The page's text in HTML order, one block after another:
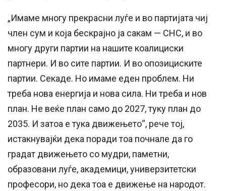
„Имаме многу прекрасни луѓе и во партијата чиј
член сум и која бескрајно ја сакам — СНС, и во
многу други партии на нашите коалициски
партнери. И во сите партии. И во опозициските
партии. Секаде. Но имаме еден проблем. Ни
треба нова енергија и нова сила. Ни треба и нов
план. Не веќе план само до 2027, туку план до
2035. И затоа е тука движењето“, рече тој,
истакнувајќи дека поради тоа почнале да го
градат движењето со мудри, паметни,
образовани луѓе, академици, универзитетски
професори, но дека тоа е движење на народот.